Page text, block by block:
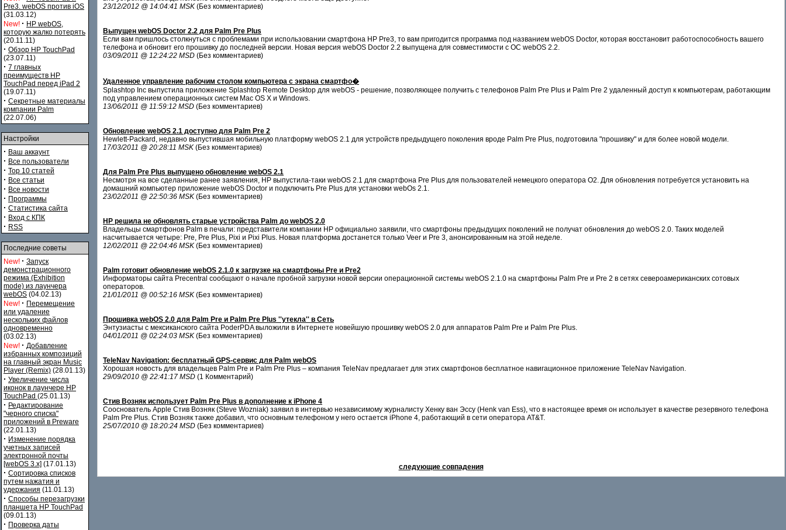
Pre3. webOS против iOS
(31.03.12)
New! · HP webOS,
которую жалко потерять
(20.11.11)
· Обзор HP TouchPad
(23.07.11)
· 7 главных
преимуществ HP
TouchPad перед iPad 2
(19.07.11)
· Секретные материалы
компании Palm
(22.07.06)
Настройки
· Ваш аккаунт
· Все пользователи
· Top 10 статей
· Все статьи
· Все новости
· Программы
· Статистика сайта
· Вход с КПК
· RSS
Последние советы
New! · Запуск
демонстрационного
режима (Exhibition
mode) из лаунчера
webOS (04.02.13)
New! · Перемещение
или удаление
нескольких файлов
одновременно
(03.02.13)
New! · Добавление
избранных композиций
на главный экран Music
Player (Remix) (28.01.13)
· Увеличение числа
иконок в лаунчере HP
TouchPad (25.01.13)
· Редактирование
"черного списка"
приложений в Preware
(22.01.13)
· Изменение порядка
учетных записей
электронной почты
[webOS 3.x] (17.01.13)
· Сортировка списков
путем нажатия и
удержания (11.01.13)
· Способы перезагрузки
планшета HP TouchPad
(09.01.13)
· Проверка даты
23/12/2012 @ 14:04:41 MSK (Без комментариев)
Выпущен webOS Doctor 2.2 для Palm Pre Plus
Если вам пришлось столкнуться с проблемами при использовании смартфона HP Pre3, то вам пригодится программа под названием webOS Doctor, которая восстановит работоспособность вашего
телефона и обновит его прошивку до последней версии. Новая версия webOS Doctor 2.2 выпущена для совместимости с ОС webOS 2.2.
03/09/2011 @ 12:24:22 MSD (Без комментариев)
Удаленное управление рабочим столом компьютера с экрана смартфо�
Splashtop Inc выпустила приложение Splashtop Remote Desktop для webOS - решение, позволяющее получить с телефонов Palm Pre Plus и Palm Pre 2 удаленный доступ к компьютерам, работающим
под управлением операционных систем Mac OS X и Windows.
13/06/2011 @ 11:59:12 MSD (Без комментариев)
Обновление webOS 2.1 доступно для Palm Pre 2
Hewlett-Packard, недавно выпустившая мобильную платформу webOS 2.1 для устройств предыдущего поколения вроде Palm Pre Plus, подготовила "прошивку" и для более новой модели.
17/03/2011 @ 20:28:11 MSK (Без комментариев)
Для Palm Pre Plus выпущено обновление webOS 2.1
Несмотря на все сделанные ранее заявления, HP выпустила-таки webOS 2.1 для смартфона Pre Plus для пользователей немецкого оператора O2. Для обновления потребуется установить на
домашний компьютер приложение webOS Doctor и подключить Pre Plus для установки webOs 2.1.
23/02/2011 @ 22:50:36 MSK (Без комментариев)
HP решила не обновлять старые устройства Palm до webOS 2.0
Владельцы смартфонов Palm в печали: представители компании HP официально заявили, что смартфоны предыдущих поколений не получат обновления до webOS 2.0. Таких моделей
насчитывается четыре: Pre, Pre Plus, Pixi и Pixi Plus. Новая платформа достанется только Veer и Pre 3, анонсированным на этой неделе.
12/02/2011 @ 22:04:46 MSK (Без комментариев)
Palm готовит обновление webOS 2.1.0 к загрузке на смартфоны Pre и Pre2
Информаторы сайта Precentral сообщают о начале пробной загрузки новой версии операционной системы webOS 2.1.0 на смартфоны Palm Pre и Pre 2 в сетях североамериканских сотовых
операторов.
21/01/2011 @ 00:52:16 MSK (Без комментариев)
Прошивка webOS 2.0 для Palm Pre и Palm Pre Plus ''утекла'' в Сеть
Энтузиасты с мексиканского сайта PoderPDA выложили в Интернете новейшую прошивку webOS 2.0 для аппаратов Palm Pre и Palm Pre Plus.
04/01/2011 @ 02:24:03 MSK (Без комментариев)
TeleNav Navigation: бесплатный GPS-сервис для Palm webOS
Хорошая новость для владельцев Palm Pre и Palm Pre Plus – компания TeleNav предлагает для этих смартфонов бесплатное навигационное приложение TeleNav Navigation.
29/09/2010 @ 22:41:17 MSD (1 Комментарий)
Стив Возняк использует Palm Pre Plus в дополнение к iPhone 4
Сооснователь Apple Стив Возняк (Steve Wozniak) заявил в интервью независимому журналисту Хенку ван Эссу (Henk van Ess), что в настоящее время он использует в качестве резервного телефона
Palm Pre Plus. Стив Возняк также добавил, что основным телефоном у него остается iPhone 4, работающий в сети оператора AT&T.
25/07/2010 @ 18:20:24 MSD (Без комментариев)
следующие совпадения